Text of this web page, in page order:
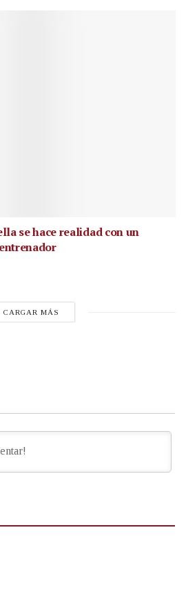
se hace realidad con un
CARGAR MÁS